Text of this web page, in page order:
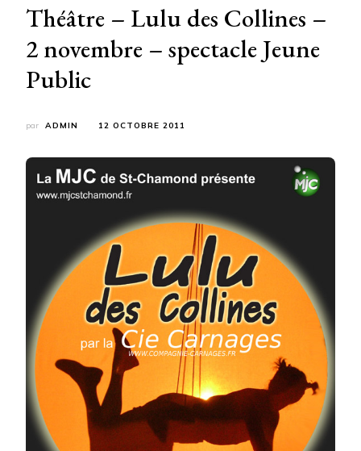
Théâtre – Lulu des Collines –
2 novembre – spectacle Jeune
Public
par ADMIN 12 OCTOBRE 2011